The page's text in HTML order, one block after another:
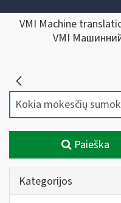
VMI Machine
VMI
Paieška
Kategorijos